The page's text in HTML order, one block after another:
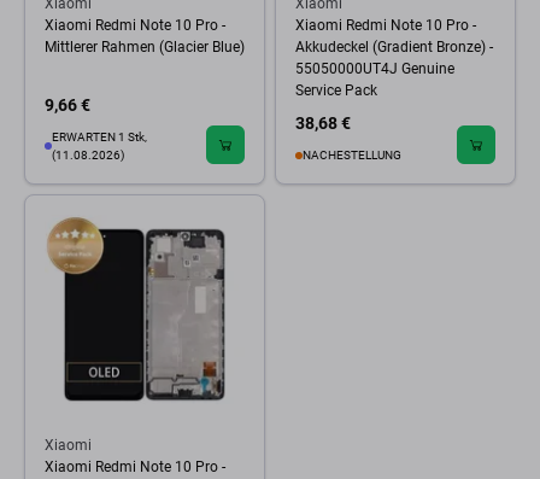
Xiaomi
Xiaomi Redmi Note 10 Pro -
Mittlerer Rahmen (Glacier Blue)
9,66 €
ERWARTEN 1 Stk,
(11.08.2026)
Xiaomi
Xiaomi Redmi Note 10 Pro -
Akkudeckel (Gradient Bronze) -
55050000UT4J Genuine
Service Pack
38,68 €
NACHESTELLUNG
Xiaomi
Xiaomi Redmi Note 10 Pro -